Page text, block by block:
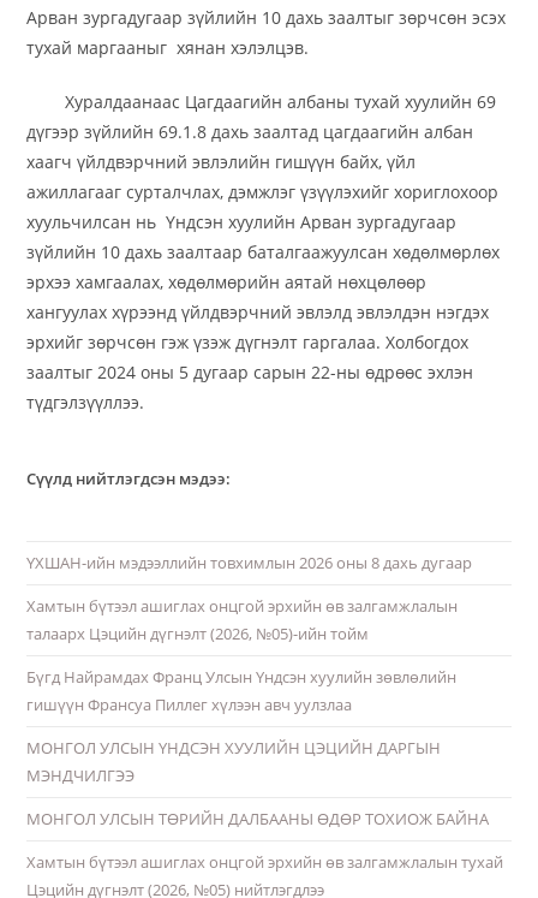
Арван зургадугаар зүйлийн 10 дахь заалтыг зөрчсөн эсэх
тухай маргааныг хянан хэлэлцэв.
Хуралдаанаас Цагдаагийн албаны тухай хуулийн 69
дүгээр зүйлийн 69.1.8 дахь заалтад цагдаагийн албан
хаагч үйлдвэрчний эвлэлийн гишүүн байх, үйл
ажиллагааг сурталчлах, дэмжлэг үзүүлэхийг хориглохоор
хуульчилсан нь Үндсэн хуулийн Арван зургадугаар
зүйлийн 10 дахь заалтаар баталгаажуулсан хөдөлмөрлөх
эрхээ хамгаалах, хөдөлмөрийн аятай нөхцөлөөр
хангуулах хүрээнд үйлдвэрчний эвлэлд эвлэлдэн нэгдэх
эрхийг зөрчсөн гэж үзэж дүгнэлт гаргалаа. Холбогдох
заалтыг 2024 оны 5 дугаар сарын 22-ны өдрөөс эхлэн
түдгэлзүүллээ.
Сүүлд нийтлэгдсэн мэдээ:
ҮХШАН-ийн мэдээллийн товхимлын 2026 оны 8 дахь дугаар
Хамтын бүтээл ашиглах онцгой эрхийн өв залгамжлалын
талаарх Цэцийн дүгнэлт (2026, №05)-ийн тойм
Бүгд Найрамдах Франц Улсын Үндсэн хуулийн зөвлөлийн
гишүүн Франсуа Пиллег хүлээн авч уулзлаа
МОНГОЛ УЛСЫН ҮНДСЭН ХУУЛИЙН ЦЭЦИЙН ДАРГЫН
МЭНДЧИЛГЭЭ
МОНГОЛ УЛСЫН ТӨРИЙН ДАЛБААНЫ ӨДӨР ТОХИОЖ БАЙНА
Хамтын бүтээл ашиглах онцгой эрхийн өв залгамжлалын тухай
Цэцийн дүгнэлт (2026, №05) нийтлэгдлээ